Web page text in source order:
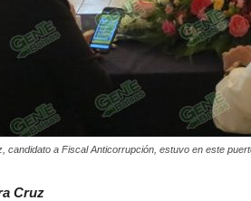
a Fiscal Anticorrupción, estuvo en este
Cruz